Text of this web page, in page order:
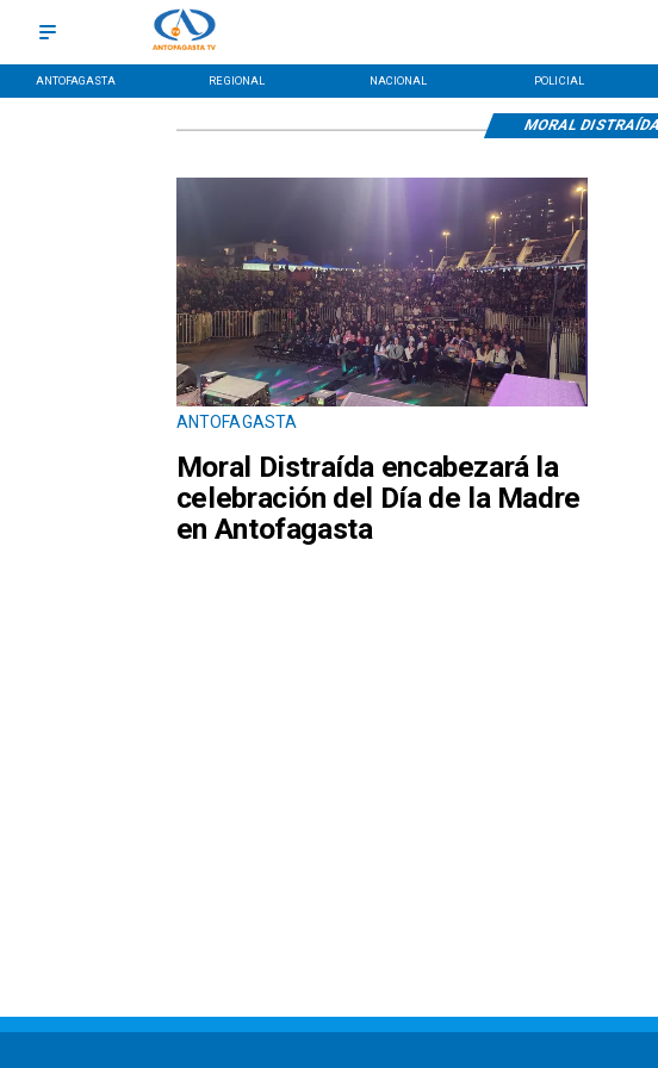
ANTOFAGASTA REGIONAL NACIONAL POLICIAL
ANTOFAGASTA
Moral Distraída encabezará la
celebración del Día de la Madre
en Antofagasta
MORAL DISTRAÍDA